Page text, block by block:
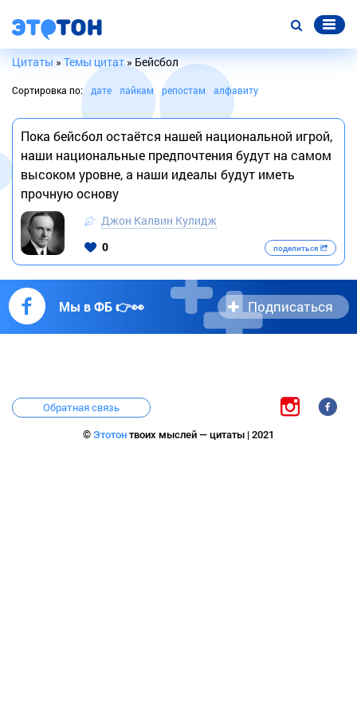
Цитаты » Темы цитат» Бейсбол
Сортировка по: дате лайкам репостам алфавиту
Пока бейсбол остаётся нашей национальной игрой,
наши национальные предпочтения будут на самом
высоком уровне, а наши идеалы будут иметь
прочную основу
Джон Калвин Кулидж
0
поделиться
Мы в ФБ 👉👀 Подписаться
Обратная связь
© Этотон твоих мыслей — цитаты | 2021